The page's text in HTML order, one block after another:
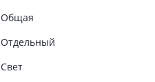
Общая
Отдельный
Свет